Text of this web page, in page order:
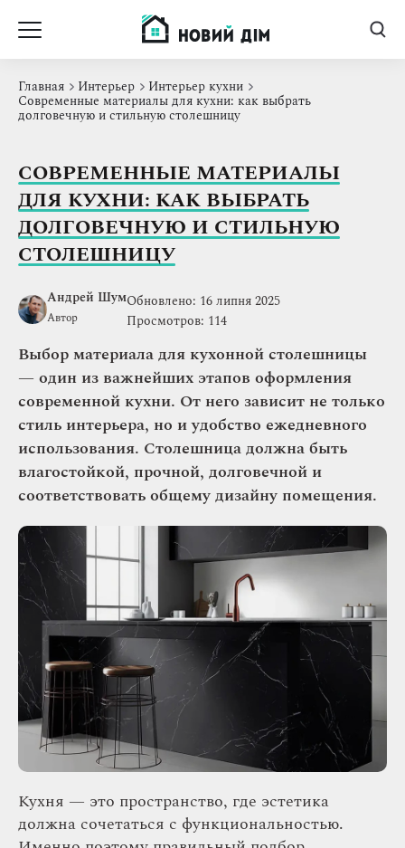
Главная Интерьер Интерьер кухни
Современные материалы для кухни: как выбрать
долговечную и стильную столешницу
СОВРЕМЕННЫЕ МАТЕРИАЛЫ
ДЛЯ КУХНИ: КАК ВЫБРАТЬ
ДОЛГОВЕЧНУЮ И СТИЛЬНУЮ
СТОЛЕШНИЦУ
Андрей Шум
Автор
Обновлено: 16 липня 2025
Просмотров: 114
Выбор материала для кухонной столешницы
— один из важнейших этапов оформления
современной кухни. От него зависит не только
стиль интерьера, но и удобство ежедневного
использования. Столешница должна быть
влагостойкой, прочной, долговечной и
соответствовать общему дизайну помещения.
Кухня — это пространство, где эстетика
должна сочетаться с функциональностью.